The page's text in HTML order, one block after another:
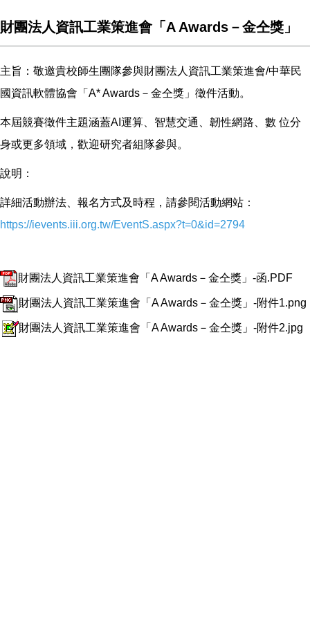
財團法人資訊工業策進會「A Awards－金仝獎」
主旨：敬邀貴校師生團隊參與財團法人資訊工業策進會/中華民
國資訊軟體協會「A* Awards－金仝獎」徵件活動。
本屆競賽徵件主題涵蓋AI運算、智慧交通、韌性網路、數 位分
身或更多領域，歡迎研究者組隊參與。
說明：
詳細活動辦法、報名方式及時程，請參閱活動網站：
https://ievents.iii.org.tw/EventS.aspx?t=0&id=2794
財團法人資訊工業策進會「A Awards－金仝獎」-函.PDF
財團法人資訊工業策進會「A Awards－金仝獎」-附件1.png
財團法人資訊工業策進會「A Awards－金仝獎」-附件2.jpg